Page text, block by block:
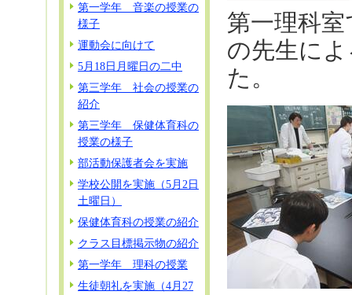
第一学年 音楽の授業の
様子
運動会に向けて
5月18日月曜日の二中
第三学年 社会の授業の
紹介
第三学年 保健体育科の
授業の様子
部活動保護者会を実施
学校公開を実施（5月2日
土曜日）
保健体育科の授業の紹介
クラス目標掲示物の紹介
第一学年 理科の授業
生徒朝礼を実施（4月27
第一理科
の先生に
た。